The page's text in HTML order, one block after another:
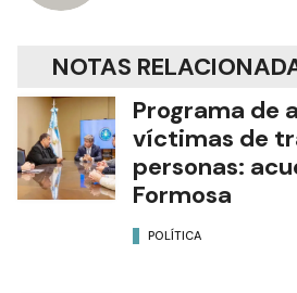
NOTAS
Programa de
víctimas de
personas:
Formosa
POLÍTICA